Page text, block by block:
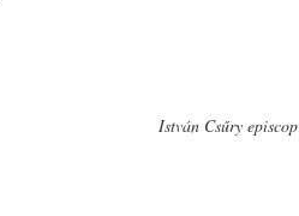
István Csűry episcop